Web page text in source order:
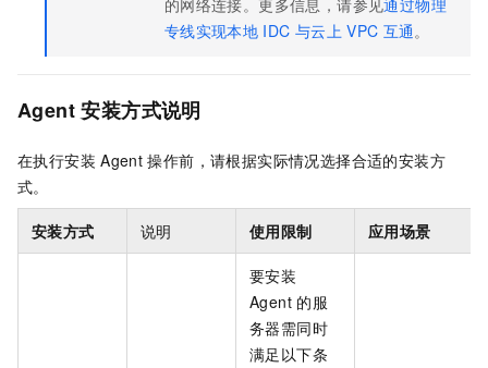
的网络连接。更多信息，请参见通过物理
专线实现本地 IDC 与云上 VPC 互通。
Agent 安装方式说明
在执行安装 Agent 操作前，请根据实际情况选择合适的安装方
式。
安装方式 说明 使用限制 应用场景
要安装
Agent 的服
务器需同时
满足以下条